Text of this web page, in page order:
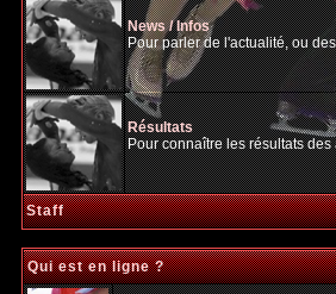
News / Infos
Pour parler de l'actualité, ou
Résultats
Pour connaître les résultats des
Staff
Qui est en ligne ?